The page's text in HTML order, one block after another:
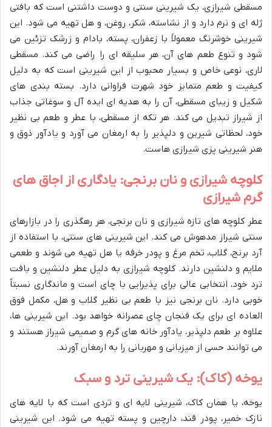
مسقطی شیرازی، یک شیرینی سنتی و دوست داشتنی است که بافتی
ژله ای و نرم دارد و از نشاسته، شکر، روغن، و هل تهیه می شود. این
شیرینی خوشرنگ معمولاً با زعفران، پسته، بادام و زرشک تزئین می
شود و تنوع طعم های آن، هر سلیقه ای را راضی می کند. مسقطی
لاری، نوعی خاص و بسیار محبوب از این شیرینی است که به دلیل
کیفیت و طعم متمایز خود شهرت فراوانی دارد. بسته بندی های
شکیل و زیبای مسقطی، آن را به هدیه ای ایده آل و سوغاتی جذاب
از شیراز تبدیل می کند. هر تکه از مسقطی، با عطر و طعم بی نظیر
خود، لحظاتی شیرین و دلپذیر را به ارمغان می آورد و یادآور ذوق و
هنر شیرینی پزی شیرازی هاست.
کلوچه شیرازی و نان برنجی: یادگاری از اجاق های
گرم شیرازی
عطر کلوچه های تازه شیرازی و نان برنجی، هر رهگذری را در بازارهای
سنتی شیراز مدهوش می کند. این شیرینی های سنتی، با استفاده از
آرد برنج، گلاب، تخم مرغ و پودر خرفه یا هل تهیه می شوند و طعمی
ملایم و دلنشین دارند. کلوچه شیرازی به دلیل عطر دلنشین و بافت
ترد خود، انتخابی عالی برای پذیرایی با چای است و ماندگاری نسبتاً
خوبی دارد. نان برنجی نیز با طعم بی نظیر گلاب و هل، مکمل فوق
العاده ای برای یک فنجان چای عصرانه خواهد بود. این شیرینی ها،
علاوه بر طعم دلپذیر، یادآور خانه های گرم و صمیمی شیراز هستند و
می توانند حسی از میزبانی و مهربانی را به ارمغان آورند.
یوخه (کاک): یک شیرینی ترد و سبک
یوخه، یا همان کاک، شیرینی لایه ای و تردی است که با لایه های
نازک خمیر، پودر قند، دارچین و پسته تهیه می شود. این شیرینی